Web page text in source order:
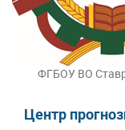
ФГБОУ ВО
Центр